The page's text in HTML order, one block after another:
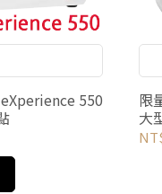
550
限
大